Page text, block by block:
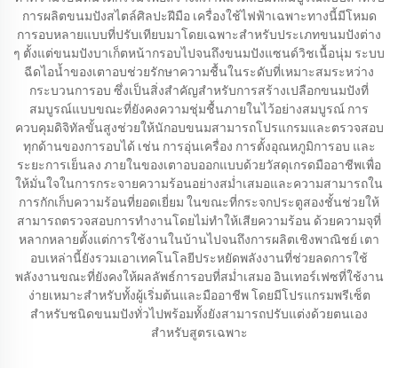
การผลิตขนมปังสไตล์ศิลปะฝีมือ เครื่องใช้ไฟฟ้าเฉพาะทางนี้มีโหมด
การอบหลายแบบที่ปรับเทียบมาโดยเฉพาะสำหรับประเภทขนมปังต่าง
ๆ ตั้งแต่ขนมปังบาเก็ตหน้ากรอบไปจนถึงขนมปังแซนด์วิชเนื้อนุ่ม ระบบ
ฉีดไอน้ำของเตาอบช่วยรักษาความชื้นในระดับที่เหมาะสมระหว่าง
กระบวนการอบ ซึ่งเป็นสิ่งสำคัญสำหรับการสร้างเปลือกขนมปังที่
สมบูรณ์แบบขณะที่ยังคงความชุ่มชื้นภายในไว้อย่างสมบูรณ์ การ
ควบคุมดิจิทัลขั้นสูงช่วยให้นักอบขนมสามารถโปรแกรมและตรวจสอบ
ทุกด้านของการอบได้ เช่น การอุ่นเครื่อง การตั้งอุณหภูมิการอบ และ
ระยะการเย็นลง ภายในของเตาอบออกแบบด้วยวัสดุเกรดมืออาชีพเพื่อ
ให้มั่นใจในการกระจายความร้อนอย่างสม่ำเสมอและความสามารถใน
การกักเก็บความร้อนที่ยอดเยี่ยม ในขณะที่กระจกประตูสองชั้นช่วยให้
สามารถตรวจสอบการทำงานโดยไม่ทำให้เสียความร้อน ด้วยความจุที่
หลากหลายตั้งแต่การใช้งานในบ้านไปจนถึงการผลิตเชิงพาณิชย์ เตา
อบเหล่านี้ยังรวมเอาเทคโนโลยีประหยัดพลังงานที่ช่วยลดการใช้
พลังงานขณะที่ยังคงให้ผลลัพธ์การอบที่สม่ำเสมอ อินเทอร์เฟซที่ใช้งาน
ง่ายเหมาะสำหรับทั้งผู้เริ่มต้นและมืออาชีพ โดยมีโปรแกรมพรีเซ็ต
สำหรับชนิดขนมปังทั่วไปพร้อมทั้งยังสามารถปรับแต่งด้วยตนเอง
สำหรับสูตรเฉพาะ